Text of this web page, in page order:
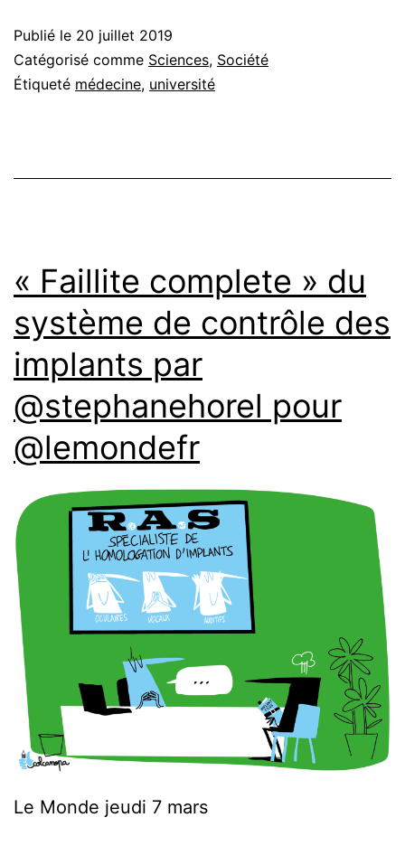
Publié le 20 juillet 2019
Catégorisé comme Sciences, Société
Étiqueté médecine, université
« Faillite complete » du
système de contrôle des
implants par
@stephanehorel pour
@lemondefr
Le Monde jeudi 7 mars